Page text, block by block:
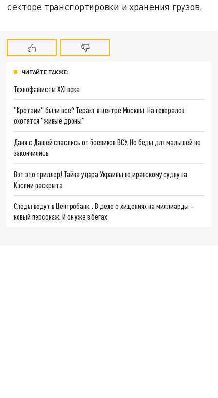
секторе транспортировки и хранения грузов.
ЧИТАЙТЕ ТАКЖЕ:
Технофашисты XXI века
"Кротами" были все? Теракт в центре Москвы: На генералов
охотятся "живые дроны"
Даня с Дашей спаслись от боевиков ВСУ. Но беды для малышей не
закончились
Вот это триллер! Тайна удара Украины по иранскому судну на
Каспии раскрыта
Следы ведут в Центробанк… В деле о хищениях на миллиарды –
новый персонаж. И он уже в бегах